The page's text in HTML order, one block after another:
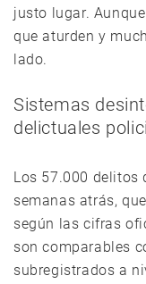
justo lugar.
que aturden y
lado.
Sistemas
delictuales
Los 57.000 delitos
semanas atrás,
según las cifras
son comparables
subregistrados a